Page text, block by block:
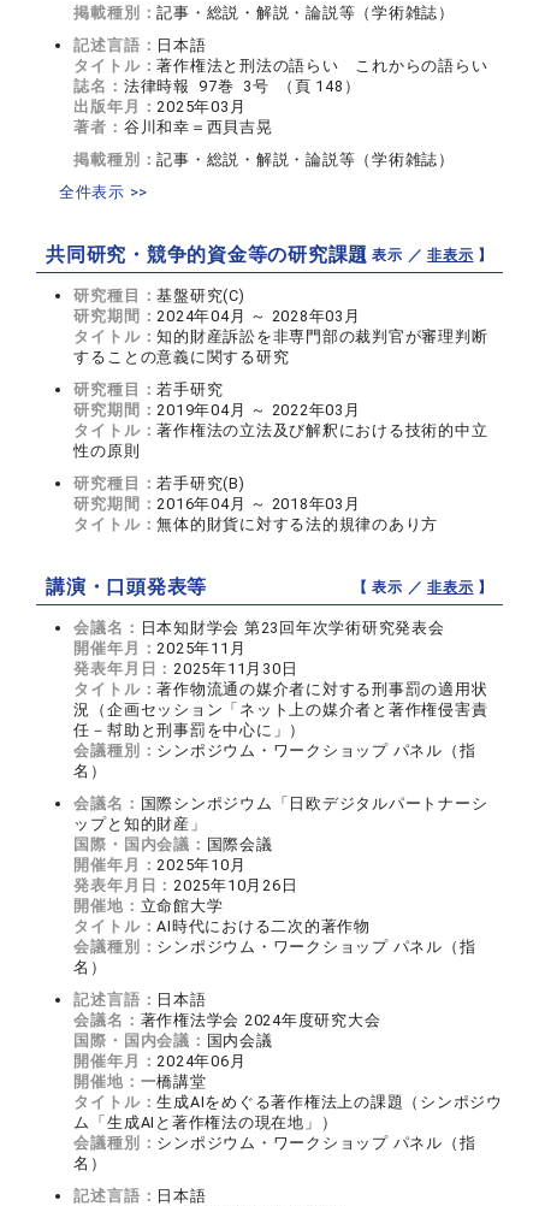
掲載種別：記事・総説・解説・論説等（学術雑誌）
記述言語： 日本語
タイトル：著作権法と刑法の語らい これからの語らい
誌名： 法律時報 97巻 3号 （頁 148）
出版年月：2025年03月
著者： 谷川和幸＝西貝吉晃
掲載種別：記事・総説・解説・論説等（学術雑誌）
全件表示 >>
共同研究・競争的資金等の研究課題【 表示 ／非表示 】
研究種目：基盤研究(C)
研究期間：2024年04月 ～ 2028年03月
タイトル：知的財産訴訟を非専門部の裁判官が審理判断
することの意義に関する研究
研究種目：若手研究
研究期間：2019年04月 ～ 2022年03月
タイトル：著作権法の立法及び解釈における技術的中立
性の原則
研究種目：若手研究(B)
研究期間：2016年04月 ～ 2018年03月
タイトル：無体的財貨に対する法的規律のあり方
講演・口頭発表等 【 表示 ／非表示 】
会議名： 日本知財学会 第23回年次学術研究発表会
開催年月：2025年11月
発表年月日：2025年11月30日
タイトル：著作物流通の媒介者に対する刑事罰の適用状
況（企画セッション「ネット上の媒介者と著作権侵害責
任－幇助と刑事罰を中心に」）
会議種別： シンポジウム・ワークショップ パネル（指
名）
会議名： 国際シンポジウム「日欧デジタルパートナーシ
ップと知的財産」
国際・国内会議： 国際会議
開催年月：2025年10月
発表年月日：2025年10月26日
開催地： 立命館大学
タイトル：AI時代における二次的著作物
会議種別： シンポジウム・ワークショップ パネル（指
名）
記述言語： 日本語
会議名： 著作権法学会 2024年度研究大会
国際・国内会議： 国内会議
開催年月：2024年06月
開催地： 一橋講堂
タイトル：生成AIをめぐる著作権法上の課題（シンポジウ
ム「生成AIと著作権法の現在地」）
会議種別： シンポジウム・ワークショップ パネル（指
名）
記述言語： 日本語